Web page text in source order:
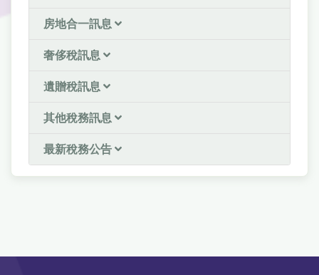
房地合一訊息
奢侈稅訊息
遺贈稅訊息
其他稅務訊息
最新稅務公告